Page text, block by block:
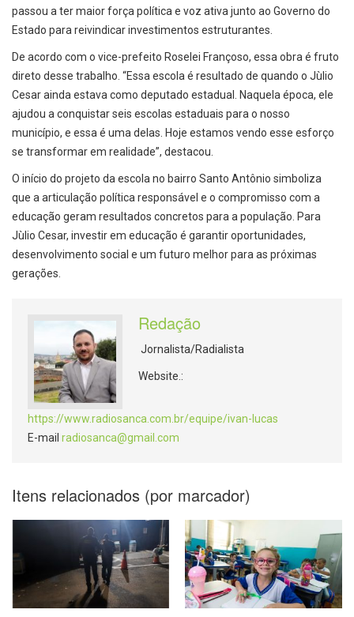
passou a ter maior força política e voz ativa junto ao Governo do
Estado para reivindicar investimentos estruturantes.
De acordo com o vice-prefeito Roselei Françoso, essa obra é fruto
direto desse trabalho. “Essa escola é resultado de quando o Jùlio
Cesar ainda estava como deputado estadual. Naquela época, ele
ajudou a conquistar seis escolas estaduais para o nosso
município, e essa é uma delas. Hoje estamos vendo esse esforço
se transformar em realidade”, destacou.
O início do projeto da escola no bairro Santo Antônio simboliza
que a articulação política responsável e o compromisso com a
educação geram resultados concretos para a população. Para
Jùlio Cesar, investir em educação é garantir oportunidades,
desenvolvimento social e um futuro melhor para as próximas
gerações.
Redação
Jornalista/Radialista
Website.:
https://www.radiosanca.com.br/equipe/ivan-lucas
E-mail radiosanca@gmail.com
Itens relacionados (por marcador)